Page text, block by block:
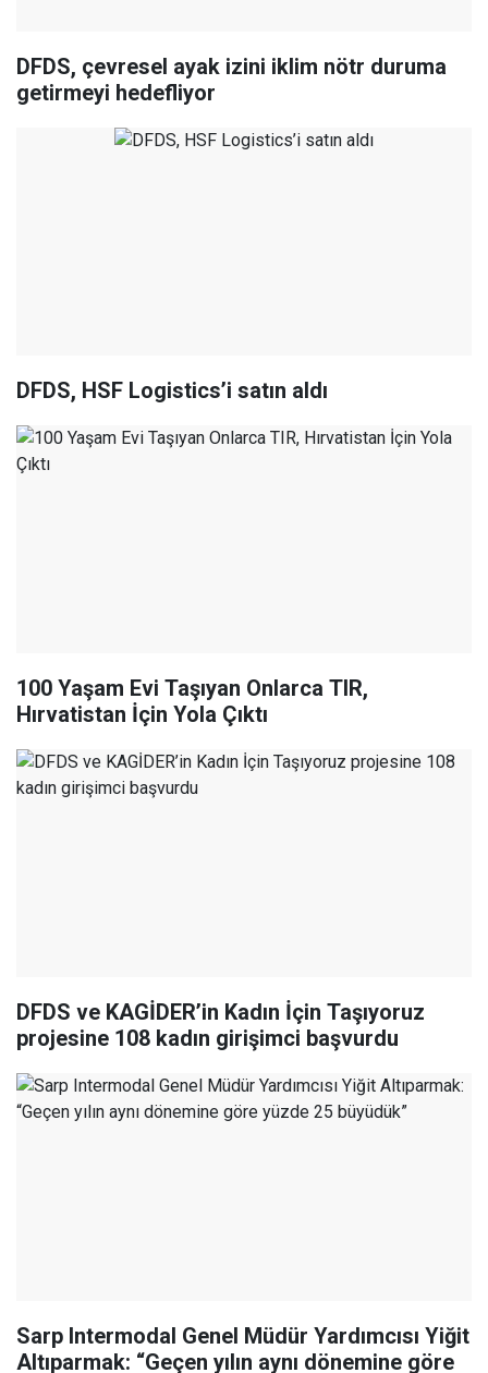
DFDS, çevresel ayak izini iklim nötr duruma
getirmeyi hedefliyor
DFDS, HSF Logistics’i satın aldı
100 Yaşam Evi Taşıyan Onlarca TIR,
Hırvatistan İçin Yola Çıktı
DFDS ve KAGİDER’in Kadın İçin Taşıyoruz
projesine 108 kadın girişimci başvurdu
Sarp Intermodal Genel Müdür Yardımcısı Yiğit
Altıparmak: “Geçen yılın aynı dönemine göre